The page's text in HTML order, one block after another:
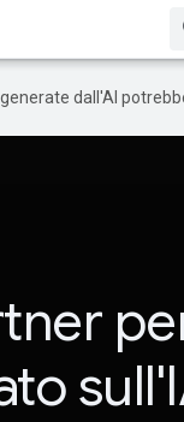
dall'AI